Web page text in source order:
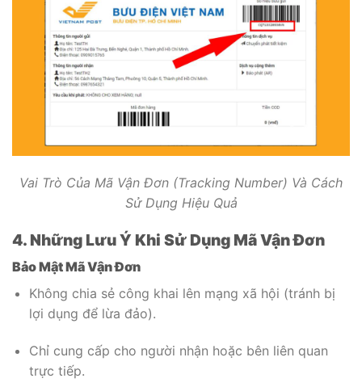
Vai Trò Của Mã Vận Đơn (Tracking Number) Và Cách
Sử Dụng Hiệu Quả
4. Những Lưu Ý Khi Sử Dụng Mã Vận Đơn
Bảo Mật Mã Vận Đơn
Không chia sẻ công khai lên mạng xã hội (tránh bị
lợi dụng để lừa đảo).
Chỉ cung cấp cho người nhận hoặc bên liên quan
trực tiếp.